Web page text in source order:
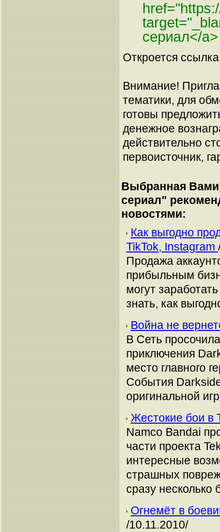
сериал</a>
Откроется
Внимание!
тематики, для
готовы
денежное
действительно
первоисточник,
Выбранная Вами
сериал"
новостями:
Как выгодно
TikTok, Instagram
Продажа
прибыльным
могут
знать, как
Война не
В Сеть
приключения
место главного
События
оригинальной
Жестокие бои в
Namco Bandai
части проекта
интересные
страшных
сразу несколько
Огнемёт в
/10.11.2010/